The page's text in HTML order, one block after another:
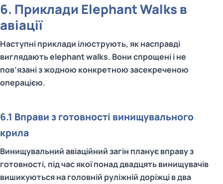
6. Приклади Elephant Walks в
авіації
Наступні приклади ілюструють, як насправді
виглядають elephant walks. Вони спрощені і не
пов’язані з жодною конкретною засекреченою
операцією.
6.1 Вправи з готовності винищувального
крила
Винищувальний авіаційний загін планує вправу з
готовності, під час якої понад двадцять винищувачів
вишикуються на головній руліжній доріжці в два